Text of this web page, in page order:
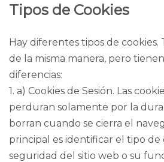
Tipos de Cookies
Hay diferentes tipos de cookies.
de la misma manera, pero
diferencias:
1. a) Cookies de Sesión. Las
perduran solamente por la
borran cuando se cierra el
principal es identificar el tipo de
seguridad del sitio web o su